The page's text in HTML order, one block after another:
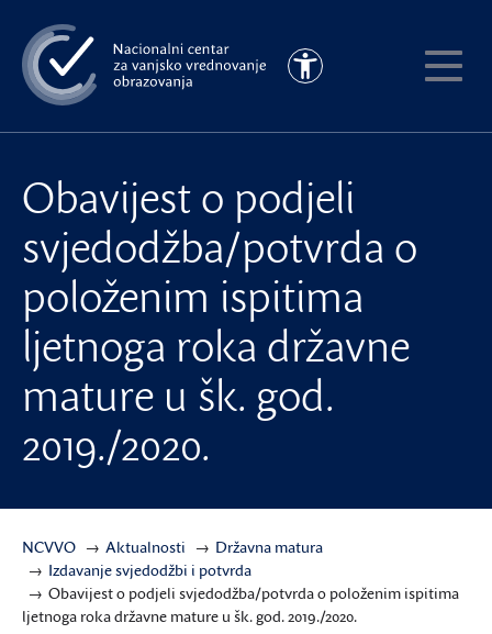
na
glavni
sadržaj
Pristupačnost
Obavijest o podjeli
svjedodžba/potvrda o
položenim ispitima
ljetnoga roka državne
mature u šk. god.
2019./2020.
NCVVO Aktualnosti
Državna matura
Izdavanje svjedodžbi i potvrda
Obavijest o podjeli svjedodžba/potvrda o položenim ispitima
ljetnoga roka državne mature u šk. god. 2019./2020.